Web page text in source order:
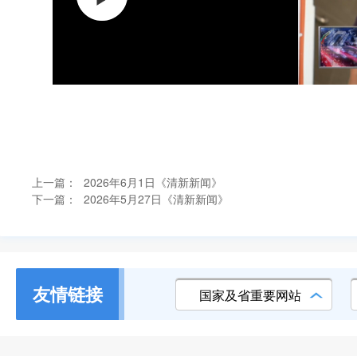
上一篇：
2026年6月1日《清新新闻》
下一篇：
2026年5月27日《清新新闻》
友情链接 国家及省重要网站